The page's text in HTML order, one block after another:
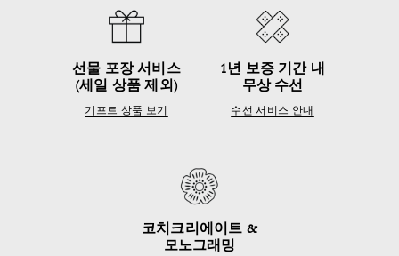
선물 포장 서비스
(세일 상품 제외)
기프트 상품 보기
1년 보증 기간 내
무상 수선
수선 서비스 안내
코치크리에이트 &
모노그래밍